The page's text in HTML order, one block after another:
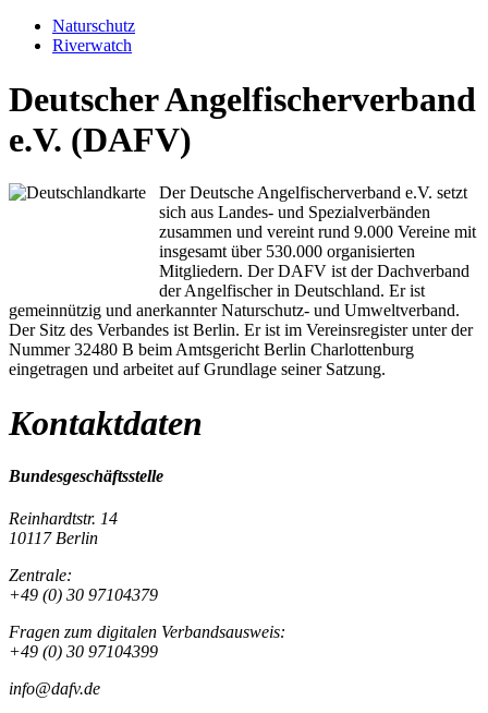
Naturschutz
Riverwatch
Deutscher Angelfischerverband
e.V. (DAFV)
Der Deutsche Angelfischerverband e.V. setzt
sich aus Landes- und Spezialverbänden
zusammen und vereint rund 9.000 Vereine mit
insgesamt über 530.000 organisierten
Mitgliedern. Der DAFV ist der Dachverband
der Angelfischer in Deutschland. Er ist
gemeinnützig und anerkannter Naturschutz- und Umweltverband.
Der Sitz des Verbandes ist Berlin. Er ist im Vereinsregister unter der
Nummer 32480 B beim Amtsgericht Berlin Charlottenburg
eingetragen und arbeitet auf Grundlage seiner Satzung.
Kontaktdaten
Bundesgeschäftsstelle
Reinhardtstr. 14
10117 Berlin
Zentrale:
+49 (0) 30 97104379
Fragen zum digitalen Verbandsausweis:
+49 (0) 30 97104399
info@dafv.de